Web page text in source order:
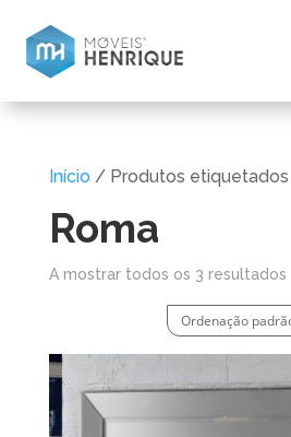
Início / Produtos etiquetados
Roma
A mostrar todos os 3 resultados